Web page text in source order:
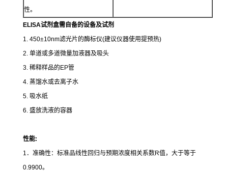
性。
ELISA试剂盒需自备的设备及试剂
1. 450±10nm滤光片的酶标仪(建议仪器使用提预热)
2. 单道或多道微量加液器及吸头
3. 稀释样品的EP管
4. 蒸馏水或去离子水
5. 吸水纸
6. 盛放洗液的容器
性能:
1．准确性：标准品线性回归与预期浓度相关系数R值，大于等于
0.9900。